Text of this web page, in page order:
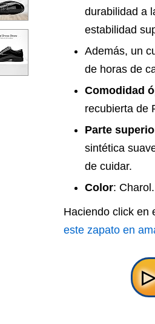
durabilidad a
estabilidad
Además, un
de horas de
Comodidad
recubierta de
Parte
sintética
de cuidar.
Color: Charol.
Haciendo click en
este zapato en